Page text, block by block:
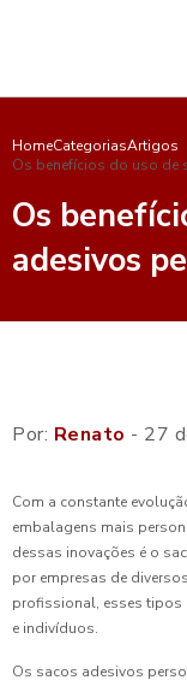
HomeCategoriasArtigos
Os benefícios do uso
Os
adesivos
Por: Renato - 27
Com a constante
embalagens mais
dessas inovações é o
por empresas de
profissional, esses tipos
e indivíduos.
Os sacos adesivos